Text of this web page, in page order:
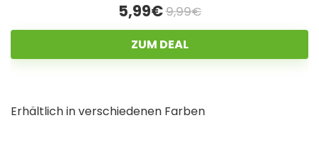
5,99€9,99€
ZUM DEAL
Erhältlich in verschiedenen Farben